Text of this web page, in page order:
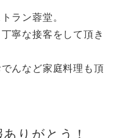
ラン蓉堂。
寧な接客をして頂き
んなど家庭料理も頂
りがとう！